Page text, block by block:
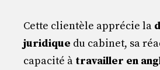
Cette clientèle apprécie la
juridique du cabinet, sa
capacité à travailler en